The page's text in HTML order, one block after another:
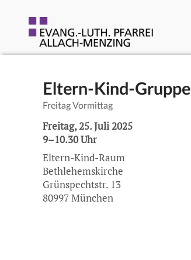
Eltern-Kind-Gruppe
Freitag Vormittag
Freitag, 25. Juli 2025
9–10.30 Uhr
Eltern-Kind-Raum
Bethlehemskirche
Grünspechtstr. 13
80997 München